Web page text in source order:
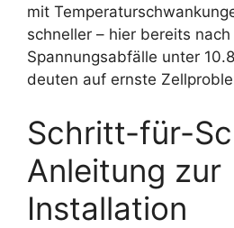
mit
schneller – hier bereits
Spannungsabfälle unter
deuten auf ernste
Schritt-für-
Anleitung zur
Installation